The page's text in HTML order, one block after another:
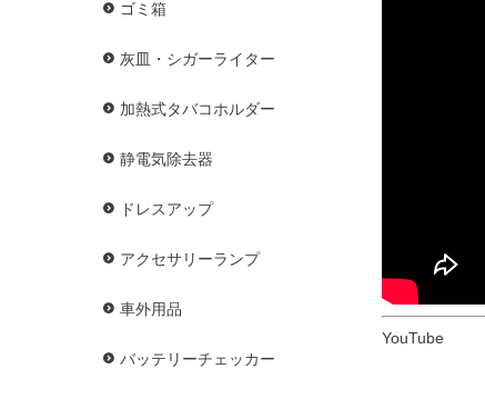
ゴミ箱
灰皿・シガーライター
加熱式タバコホルダー
静電気除去器
ドレスアップ
アクセサリーランプ
車外用品
バッテリーチェッカー
YouTube